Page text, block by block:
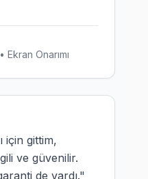
• Ekran Onarımı
için gittim,
ve güvenilir.
de vardı."